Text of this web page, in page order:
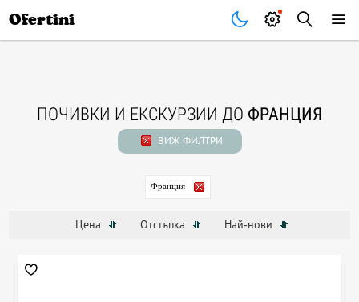
Ofertini
ПОЧИВКИ И ЕКСКУРЗИИ ДО ФРАНЦИЯ
ВИЖ ФИЛТРИ
Франция
Цена Отстъпка Най-нови